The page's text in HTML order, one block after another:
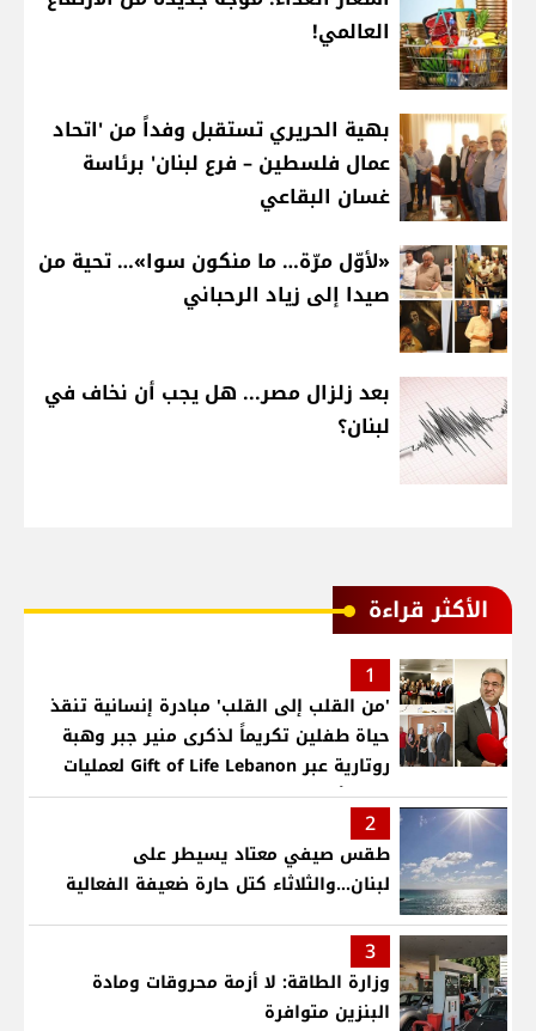
العالمي!
بهية الحريري تستقبل وفداً من 'اتحاد
عمال فلسطين – فرع لبنان' برئاسة
غسان البقاعي
«لأوّل مرّة… ما منكون سوا»… تحية من
صيدا إلى زياد الرحباني
بعد زلزال مصر... هل يجب أن نخاف في
لبنان؟
الأكثر قراءة
1
'من القلب إلى القلب' مبادرة إنسانية تنقذ
حياة طفلين تكريماً لذكرى منير جبر وهبة
روتارية عبر Gift of Life Lebanon لعمليات
قلب لأطفال في مستشفى حمود الجامعي
2
طقس صيفي معتاد يسيطر على
لبنان...والثلاثاء كتل حارة ضعيفة الفعالية
3
وزارة الطاقة: لا أزمة محروقات ومادة
البنزين متوافرة